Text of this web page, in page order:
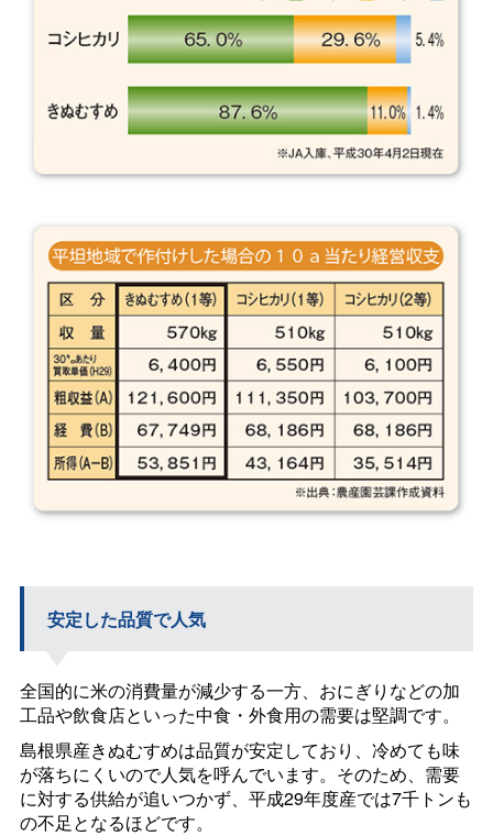
安定した品質で人気
全国的に米の消費量が減少する一方、おにぎりなどの加
工品や飲食店といった中食・外食用の需要は堅調です。
島根県産きぬむすめは品質が安定しており、冷めても味
が落ちにくいので人気を呼んでいます。そのため、需要
に対する供給が追いつかず、平成29年度産では7千トンも
の不足となるほどです。